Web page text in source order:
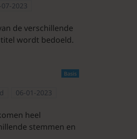
07-2023
de verschillende
wordt bedoeld.
Basis
06-01-2023
heel
stemmen en